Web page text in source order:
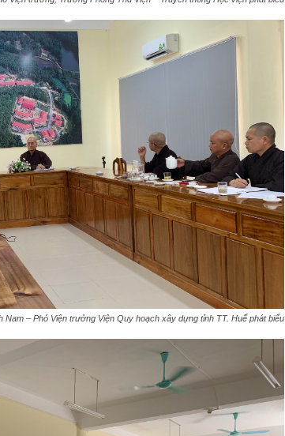
Nam – Phó Viện trưởng Viện Quy hoạch xây dựng tỉnh TT. Huế phát biểu